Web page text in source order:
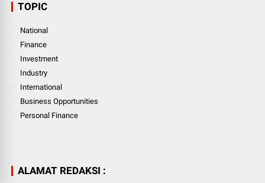
TOPIC
National
Finance
Investment
Industry
International
Business Opportunities
Personal Finance
ALAMAT REDAKSI :